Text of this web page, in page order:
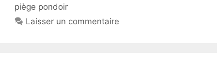
piège pondoir
Laisser un commentaire